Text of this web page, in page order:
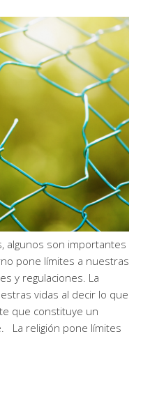
algunos son importantes
pone límites a nuestras
y regulaciones. La
vidas al decir lo que
que constituye un
La religión pone límites